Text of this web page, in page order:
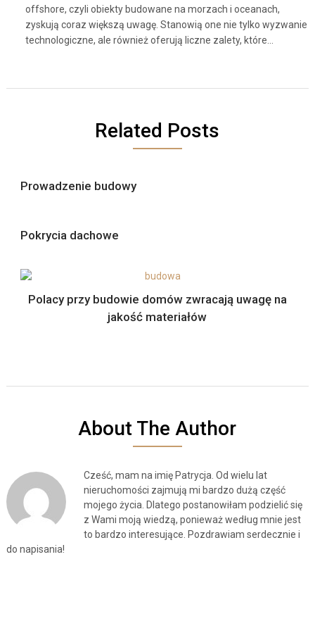
offshore, czyli obiekty budowane na morzach i oceanach,
zyskują coraz większą uwagę. Stanowią one nie tylko wyzwanie
technologiczne, ale również oferują liczne zalety, które…
Related Posts
Prowadzenie budowy
Pokrycia dachowe
Polacy przy budowie domów zwracają uwagę na
jakość materiałów
About The Author
Cześć, mam na imię Patrycja. Od wielu lat
nieruchomości zajmują mi bardzo dużą część
mojego życia. Dlatego postanowiłam podzielić się
z Wami moją wiedzą, ponieważ według mnie jest
to bardzo interesujące. Pozdrawiam serdecznie i
do napisania!